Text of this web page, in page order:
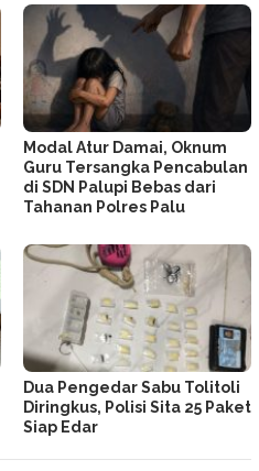
Modal Atur Damai, Oknum
Guru Tersangka Pencabulan
di SDN Palupi Bebas dari
Tahanan Polres Palu
Dua Pengedar Sabu Tolitoli
Diringkus, Polisi Sita 25 Paket
Siap Edar